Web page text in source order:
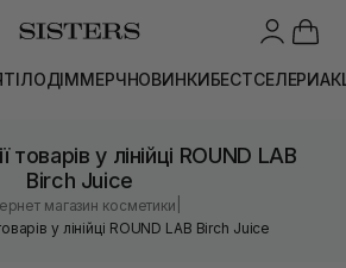
ТІЛОДІММЕРЧНОВИНКИБЕСТСЕЛЕРИ
товарів у лінійці ROUND LAB
Birch Juice
магазин косметики
у лінійці ROUND LAB Birch Juice